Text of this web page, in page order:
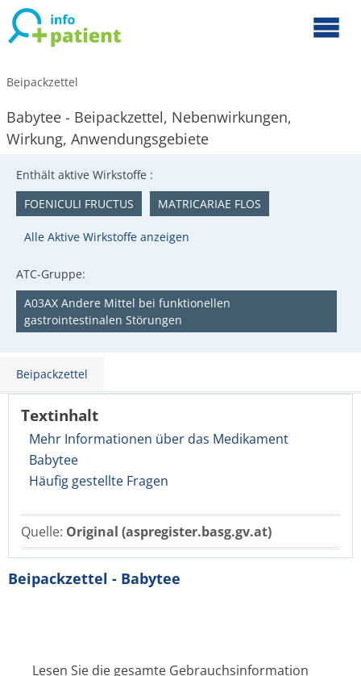
Beipackzettel
Babytee - Beipackzettel, Nebenwirkungen,
Wirkung, Anwendungsgebiete
Enthält aktive Wirkstoffe :
FOENICULI FRUCTUS
MATRICARIAE FLOS
Alle Aktive Wirkstoffe anzeigen
ATC-Gruppe:
A03AX Andere Mittel bei funktionellen
gastrointestinalen Störungen
Beipackzettel
Textinhalt
Mehr Informationen über das Medikament
Babytee
Häufig gestellte Fragen
Quelle: Original (aspregister.basg.gv.at)
Beipackzettel - Babytee
Lesen Sie die gesamte Gebrauchsinformation